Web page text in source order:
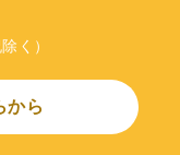
く）
から